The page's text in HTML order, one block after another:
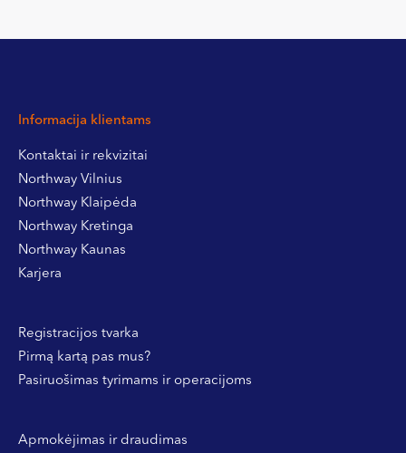
Informacija klientams
Kontaktai ir rekvizitai
Northway Vilnius
Northway Klaipėda
Northway Kretinga
Northway Kaunas
Karjera
Registracijos tvarka
Pirmą kartą pas mus?
Pasiruošimas tyrimams ir operacijoms
Apmokėjimas ir draudimas